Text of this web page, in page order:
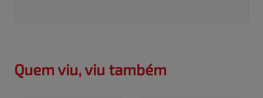
Quem viu, viu também